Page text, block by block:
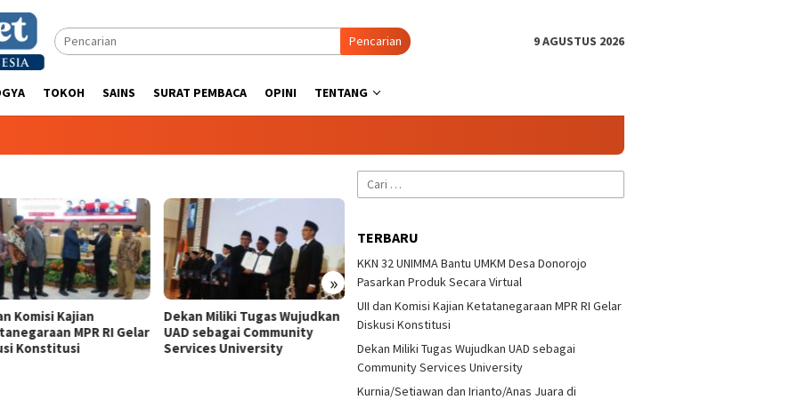
Pencarian 9 AGUSTUS 2026
TOKOH SAINS SURAT PEMBACA OPINI TENTANG
»
Komisi Kajian
MPR RI Gelar
Konstitusi
Dekan Miliki Tugas Wujudkan
UAD sebagai Community
Services University
Kurnia/Setiawan dan
Irianto/Anas Juara di
Pandoyono Terbuka 3
Lusiana/Polianthes Juara
Pandoyono Terbuka 3
Cari
untuk:
TERBARU
KKN 32 UNIMMA Bantu UMKM Desa Donorojo
Pasarkan Produk Secara Virtual
UII dan Komisi Kajian Ketatanegaraan MPR RI Gelar
Diskusi Konstitusi
Dekan Miliki Tugas Wujudkan UAD sebagai
Community Services University
Kurnia/Setiawan dan Irianto/Anas Juara di